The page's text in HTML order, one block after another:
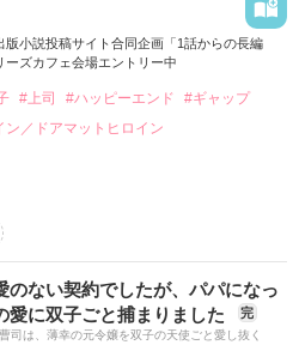
作家名 表紙コメント
完結 更新中
中編 短編
版小説投稿サイト合同企画「1話からの長編
ーズカフェ会場エントリー中
#上司 #ハッピーエンド
#ギャップ
ン／ドアマットヒロイン
です。
！！
のない契約でしたが、パパになっ
愛に双子ごと捕まりました
完
司は、薄幸の元令嬢を双子の天使ごと愛し抜く